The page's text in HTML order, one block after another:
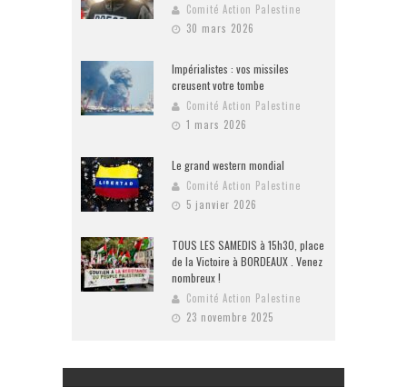
Comité Action Palestine
30 mars 2026
Impérialistes : vos missiles
creusent votre tombe
Comité Action Palestine
1 mars 2026
Le grand western mondial
Comité Action Palestine
5 janvier 2026
TOUS LES SAMEDIS à 15h30, place
de la Victoire à BORDEAUX . Venez
nombreux !
Comité Action Palestine
23 novembre 2025